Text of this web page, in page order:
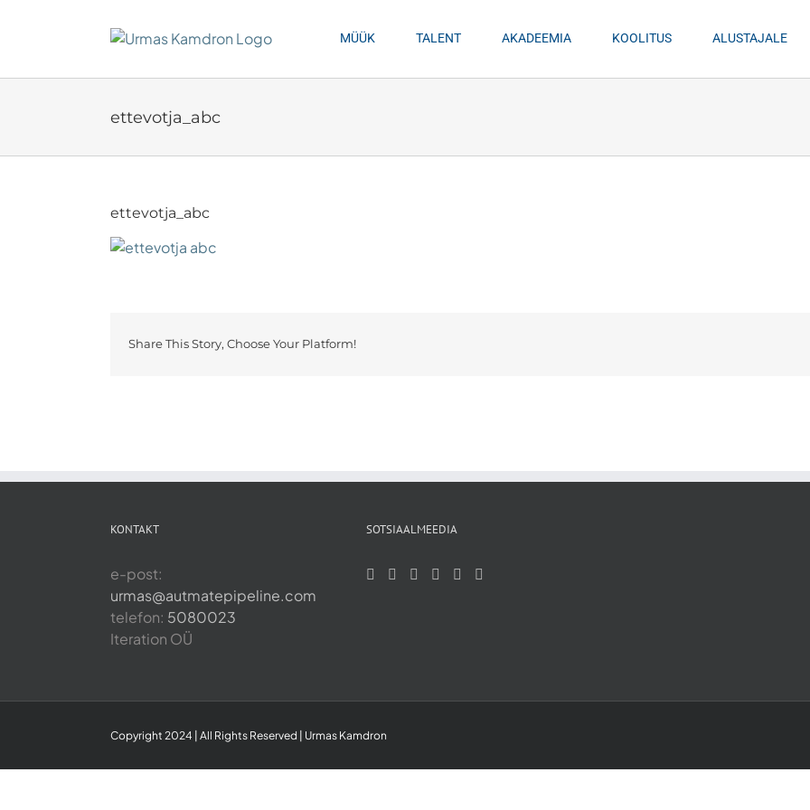
MÜÜK TALENT AKADEEMIA KOOLITUS ALUSTAJALE
ettevotja_abc
ettevotja_abc
Share This Story, Choose Your Platform!
KONTAKT
e-post:
urmas@autmatepipeline.com
telefon: 5080023
Iteration OÜ
SOTSIAALMEEDIA
Copyright 2024 | All Rights Reserved | Urmas Kamdron